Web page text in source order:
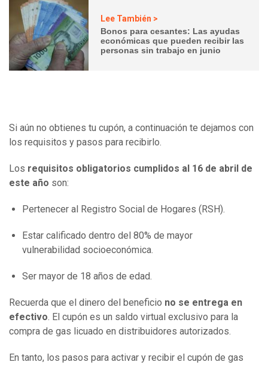
Lee También >
Bonos para cesantes: Las ayudas
económicas que pueden recibir las
personas sin trabajo en junio
Si aún no obtienes tu cupón, a continuación te dejamos con
los requisitos y pasos para recibirlo.
Los requisitos obligatorios cumplidos al 16 de abril de
este año son:
Pertenecer al Registro Social de Hogares (RSH).
Estar calificado dentro del 80% de mayor
vulnerabilidad socioeconómica.
Ser mayor de 18 años de edad.
Recuerda que el dinero del beneficio no se entrega en
efectivo. El cupón es un saldo virtual exclusivo para la
compra de gas licuado en distribuidores autorizados.
En tanto, los pasos para activar y recibir el cupón de gas